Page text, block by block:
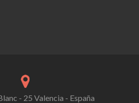
- 25 Valencia - España